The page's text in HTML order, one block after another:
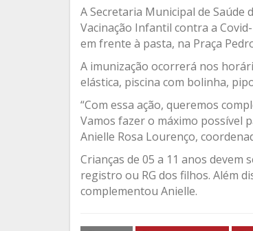
A Secretaria Municipal de Saúde
Vacinação Infantil contra a
em frente à pasta, na Praça
A imunização ocorrerá nos
elástica, piscina com bolinha,
“Com essa ação, queremos
Vamos fazer o máximo possível
Anielle Rosa Lourenço,
Crianças de 05 a 11 anos devem
registro ou RG dos filhos. Além
complementou Anielle.